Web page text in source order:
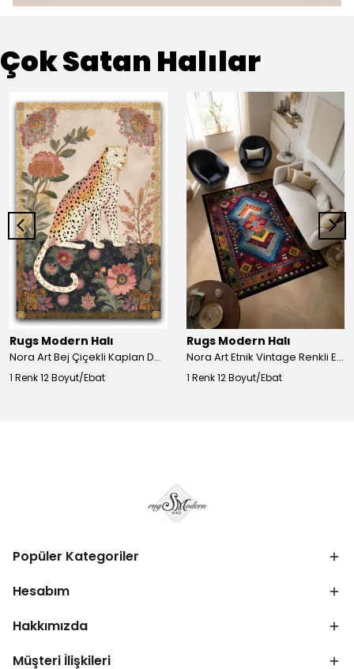
Çok Satan Halılar
Rugs Modern Halı
Nora Art Bej Çiçekli Kaplan Desenli Dokuma Taban Dekoratif Salon Halısı 61
1 Renk 12 Boyut/Ebat
Rugs Modern Halı
Nora Art Etnik Vintage Renkli Eskitme Dokuma Taban Dekoratif Salon Halısı 63
1 Renk 12 Boyut/Ebat
Popüler Kategoriler
Hesabım
Hakkımızda
Müşteri İlişkileri